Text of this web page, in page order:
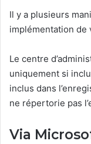
Il y a plusieurs
implémentation de
Le centre
uniquement si
inclus dans
ne répertorie pas
Via